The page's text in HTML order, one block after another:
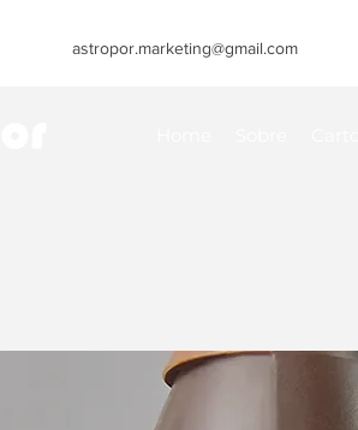
astropor.marketing@gmail.com